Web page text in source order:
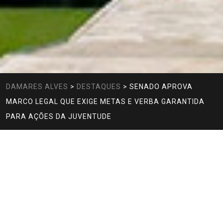
DAMARES ALVES > DESTAQUES > SENADO APROVA
MARCO LEGAL QUE EXIGE METAS E VERBA GARANTIDA
PARA AÇÕES DA JUVENTUDE